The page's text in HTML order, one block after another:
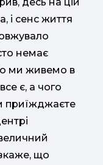
і сенс життя
немає
ми живемо в
є, а чого
приїжджаєте
що